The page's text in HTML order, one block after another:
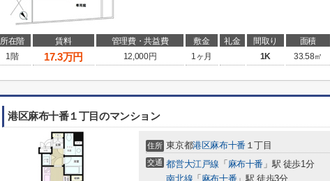
所在階 賃料 管理費・共益費 敷金 礼金 間取り 面積
1階
17.3万円 12,000円 1ヶ月 1K 33.58㎡
港区麻布十番１丁目のマンション
住所 東京都港区麻布十番 １丁目
交通 都営大江戸線 「 麻布十番 」駅 徒歩1分
南北線 「 麻布十番 」駅 徒歩3分